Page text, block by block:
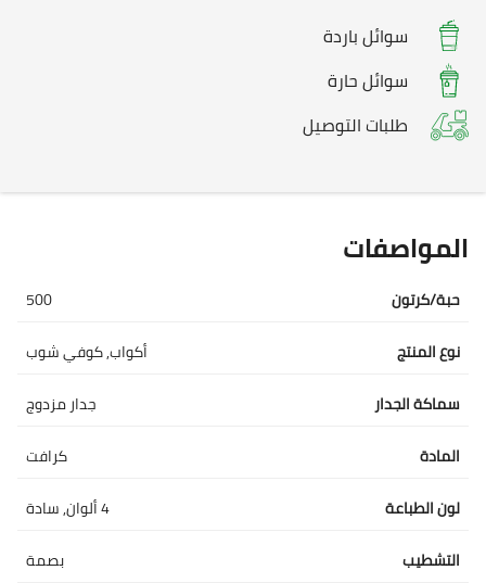
سوائل باردة
سوائل حارة
طلبات التوصيل
المواصفات
حبة/كرتون
500
نوع المنتج
أكواب, كوفي شوب
سماكة الجدار
جدار مزدوج
المادة
كرافت
لون الطباعة
4 ألوان, سادة
التشطيب
بصمة